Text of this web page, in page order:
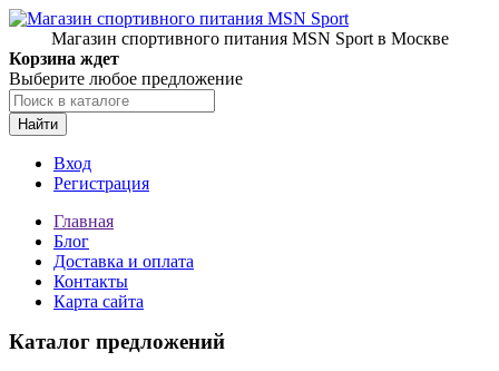
Магазин спортивного питания MSN Sport в Москве
Корзина ждет
Выберите любое предложение
Найти
Вход
Регистрация
Главная
Блог
Доставка и оплата
Контакты
Карта сайта
Каталог предложений